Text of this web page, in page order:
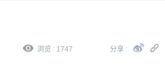
浏览 : 1747 分享 :